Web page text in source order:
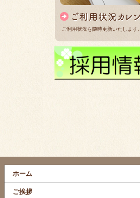
ご利用状況を随時更新いたします。
ホーム
ご挨拶